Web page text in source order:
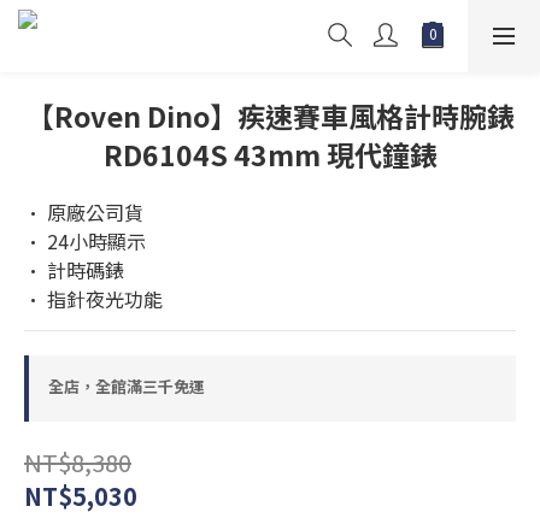
【Roven Dino】疾速賽車風格計時腕錶
RD6104S 43mm 現代鐘錶
• 原廠公司貨
• 24小時顯示
• 計時碼錶
• 指針夜光功能
全店，全館滿三千免運
NT$8,380
NT$5,030